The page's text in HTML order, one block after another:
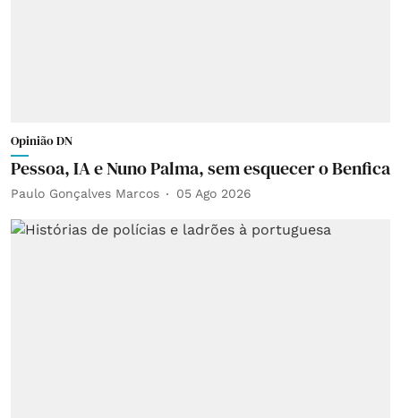
Opinião DN
Pessoa, IA e Nuno Palma, sem esquecer o Benfica
Paulo Gonçalves Marcos 05 Ago 2026